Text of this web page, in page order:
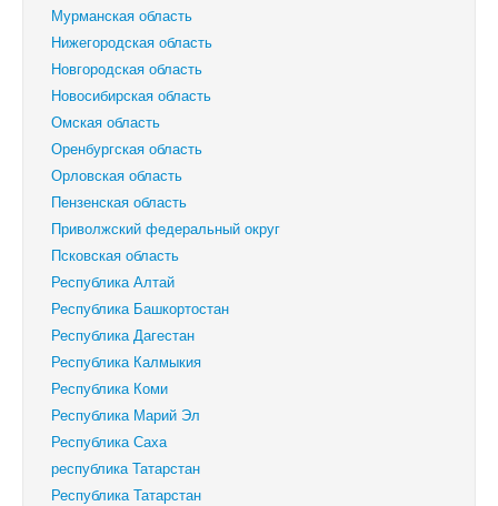
Мурманская область
Нижегородская область
Новгородская область
Новосибирская область
Омская область
Оренбургская область
Орловская область
Пензенская область
Приволжский федеральный округ
Псковская область
Республика Алтай
Республика Башкортостан
Республика Дагестан
Республика Калмыкия
Республика Коми
Республика Марий Эл
Республика Саха
республика Татарстан
Республика Татарстан